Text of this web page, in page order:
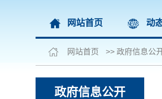
网站首页 动
网站首页 >> 政府信息公
政府信息公开